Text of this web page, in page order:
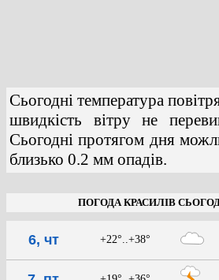
Сьогодні температура
швидкість вітру не
Сьогодні протягом дня
близько 0.2 мм опадів.
ПОГОДА КРАСИЛІВ
6, чт +22°..+38°